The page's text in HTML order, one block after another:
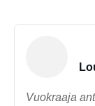
Vuokraaja